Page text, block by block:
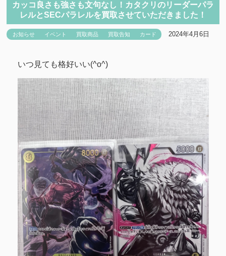
カッコ良さも強さも文句なし！カタクリのリーダーパラ
レルとSECパラレルを買取させていただきました！
お知らせ イベント 買取商品 買取告知 カード 2024年4月6日
いつ見ても格好いい(^o^)